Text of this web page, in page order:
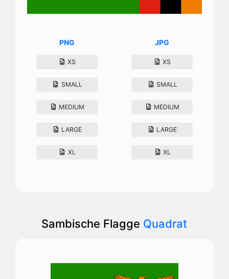
PNG
XS
SMALL
MEDIUM
LARGE
XL
JPG
XS
SMALL
MEDIUM
LARGE
XL
Sambische Flagge Quadrat